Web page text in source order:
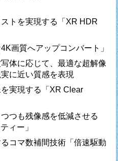
トを実現する「XR HDR
画質へアップコンバート」
体に応じて、最適な超解像
に近い質感を表現
実現する「XR Clear
つも残像感を低減させる
ィー」
コマ数補間技術「倍速駆動